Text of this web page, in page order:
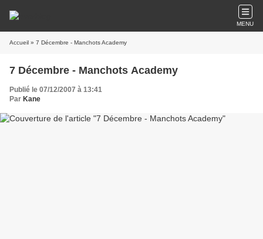
MENU
Accueil » 7 Décembre - Manchots Academy
7 Décembre - Manchots Academy
Publié le 07/12/2007 à 13:41
Par Kane